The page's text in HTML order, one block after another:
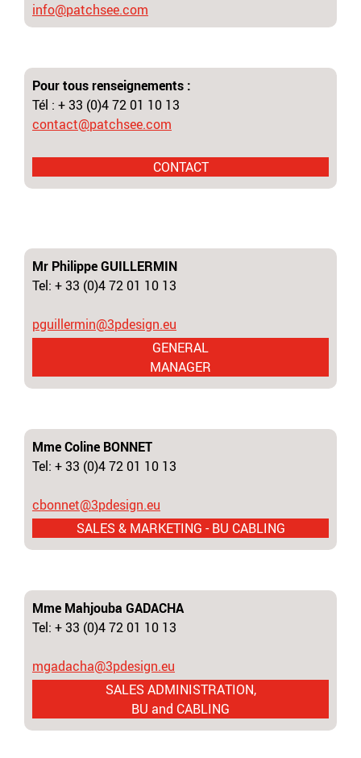
info@patchsee.com
Pour tous renseignements :
Tél : + 33 (0)4 72 01 10 13
contact@patchsee.com
CONTACT
Mr Philippe GUILLERMIN
Tel: + 33 (0)4 72 01 10 13
pguillermin@3pdesign.eu
GENERAL
MANAGER
Mme Coline BONNET
Tel: + 33 (0)4 72 01 10 13
cbonnet@3pdesign.eu
SALES & MARKETING - BU CABLING
Mme Mahjouba GADACHA
Tel: + 33 (0)4 72 01 10 13
mgadacha@3pdesign.eu
SALES ADMINISTRATION,
BU and CABLING